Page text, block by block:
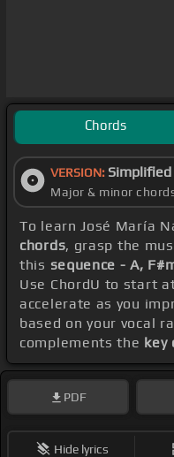
Chords
VERSION: Simplified
Major & minor
To learn José María
chords, grasp the
this sequence - A,
Use ChordU to start
accelerate as you
based on your vocal
complements the key
PDF
Hide lyrics